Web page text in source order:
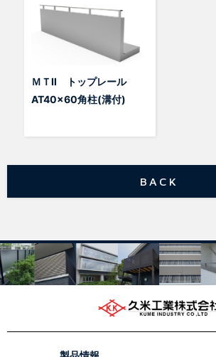
ＭＴⅡ トップレール
AT40x60角柱(溝付)
BACK